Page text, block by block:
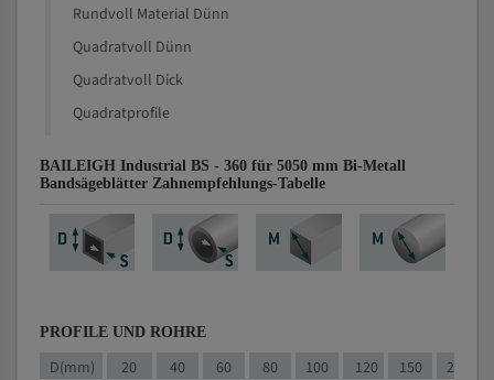
Rundvoll Material Dünn
Quadratvoll Dünn
Quadratvoll Dick
Quadratprofile
BAILEIGH Industrial BS - 360 für 5050 mm Bi-Metall
Bandsägeblätter Zahnempfehlungs-Tabelle
PROFILE UND ROHRE
D(mm) 20 40 60 80 100 120 150 200